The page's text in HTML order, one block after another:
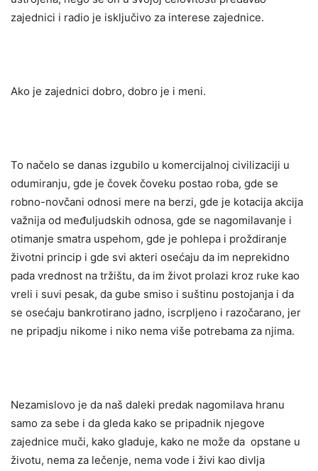
zajednici i radio je isključivo za interese zajednice.
Ako je zajednici dobro, dobro je i meni.
To načelo se danas izgubilo u komercijalnoj civilizaciji u
odumiranju, gde je čovek čoveku postao roba, gde se
robno-novčani odnosi mere na berzi, gde je kotacija akcija
važnija od međuljudskih odnosa, gde se nagomilavanje i
otimanje smatra uspehom, gde je pohlepa i proždiranje
životni princip i gde svi akteri osećaju da im neprekidno
pada vrednost na tržištu, da im život prolazi kroz ruke kao
vreli i suvi pesak, da gube smiso i suštinu postojanja i da
se osećaju bankrotirano jadno, iscrpljeno i razočarano, jer
ne pripadju nikome i niko nema više potrebama za njima.
Nezamislovo je da naš daleki predak nagomilava hranu
samo za sebe i da gleda kako se pripadnik njegove
zajednice muči, kako gladuje, kako ne može da opstane u
životu, nema za lečenje, nema vode i živi kao divlja